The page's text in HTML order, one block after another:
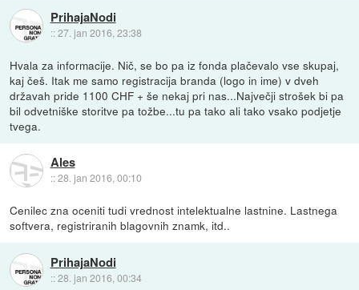
PrihajaNodi
::27. jan 2016, 23:38
Hvala za informacije. Nič, se bo pa iz fonda plačevalo vse skupaj,
kaj češ. Itak me samo registracija branda (logo in ime) v dveh
državah pride 1100 CHF + še nekaj pri nas...Največji strošek bi pa
bil odvetniške storitve pa tožbe...tu pa tako ali tako vsako podjetje
tvega.
Ales
::28. jan 2016, 00:10
Cenilec zna oceniti tudi vrednost intelektualne lastnine. Lastnega
softvera, registriranih blagovnih znamk, itd..
PrihajaNodi
::28. jan 2016, 00:34